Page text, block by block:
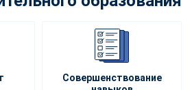
Совершенствование